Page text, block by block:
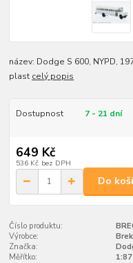
název: Dodge S 600, NYPD,
plast celý popis
Dostupnost 7 - 21 dní
649 Kč
536 Kč bez DPH
Do
Číslo produktu:
Výrobce:
Značka:
Měřítko:
1:87